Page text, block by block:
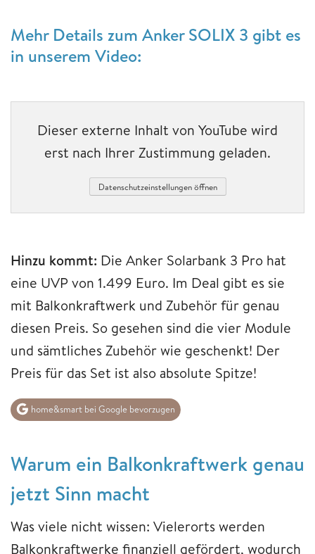
Mehr Details zum Anker SOLIX 3 gibt es
in unserem Video:
Dieser externe Inhalt von YouTube wird
erst nach Ihrer Zustimmung geladen.
Datenschutzeinstellungen öffnen
Hinzu kommt: Die Anker Solarbank 3 Pro hat
eine UVP von 1.499 Euro. Im Deal gibt es sie
mit Balkonkraftwerk und Zubehör für genau
diesen Preis. So gesehen sind die vier Module
und sämtliches Zubehör wie geschenkt! Der
Preis für das Set ist also absolute Spitze!
home&smart bei Google bevorzugen
Warum ein Balkonkraftwerk genau
jetzt Sinn macht
Was viele nicht wissen: Vielerorts werden
Balkonkraftwerke finanziell gefördert, wodurch